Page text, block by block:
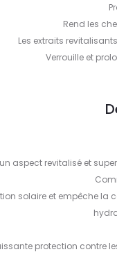
Rend les
Les extraits
Verrouille et
aspect revitalisé et
solaire et empêche
protection contre